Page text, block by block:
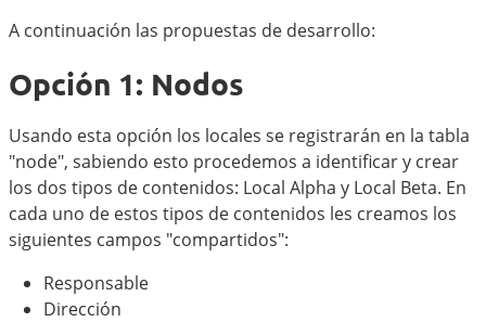
A continuación las propuestas de desarrollo:
Opción 1: Nodos
Usando esta opción los locales se registrarán en la tabla
"node", sabiendo esto procedemos a identificar y crear
los dos tipos de contenidos: Local Alpha y Local Beta. En
cada uno de estos tipos de contenidos les creamos los
siguientes campos "compartidos":
Responsable
Dirección